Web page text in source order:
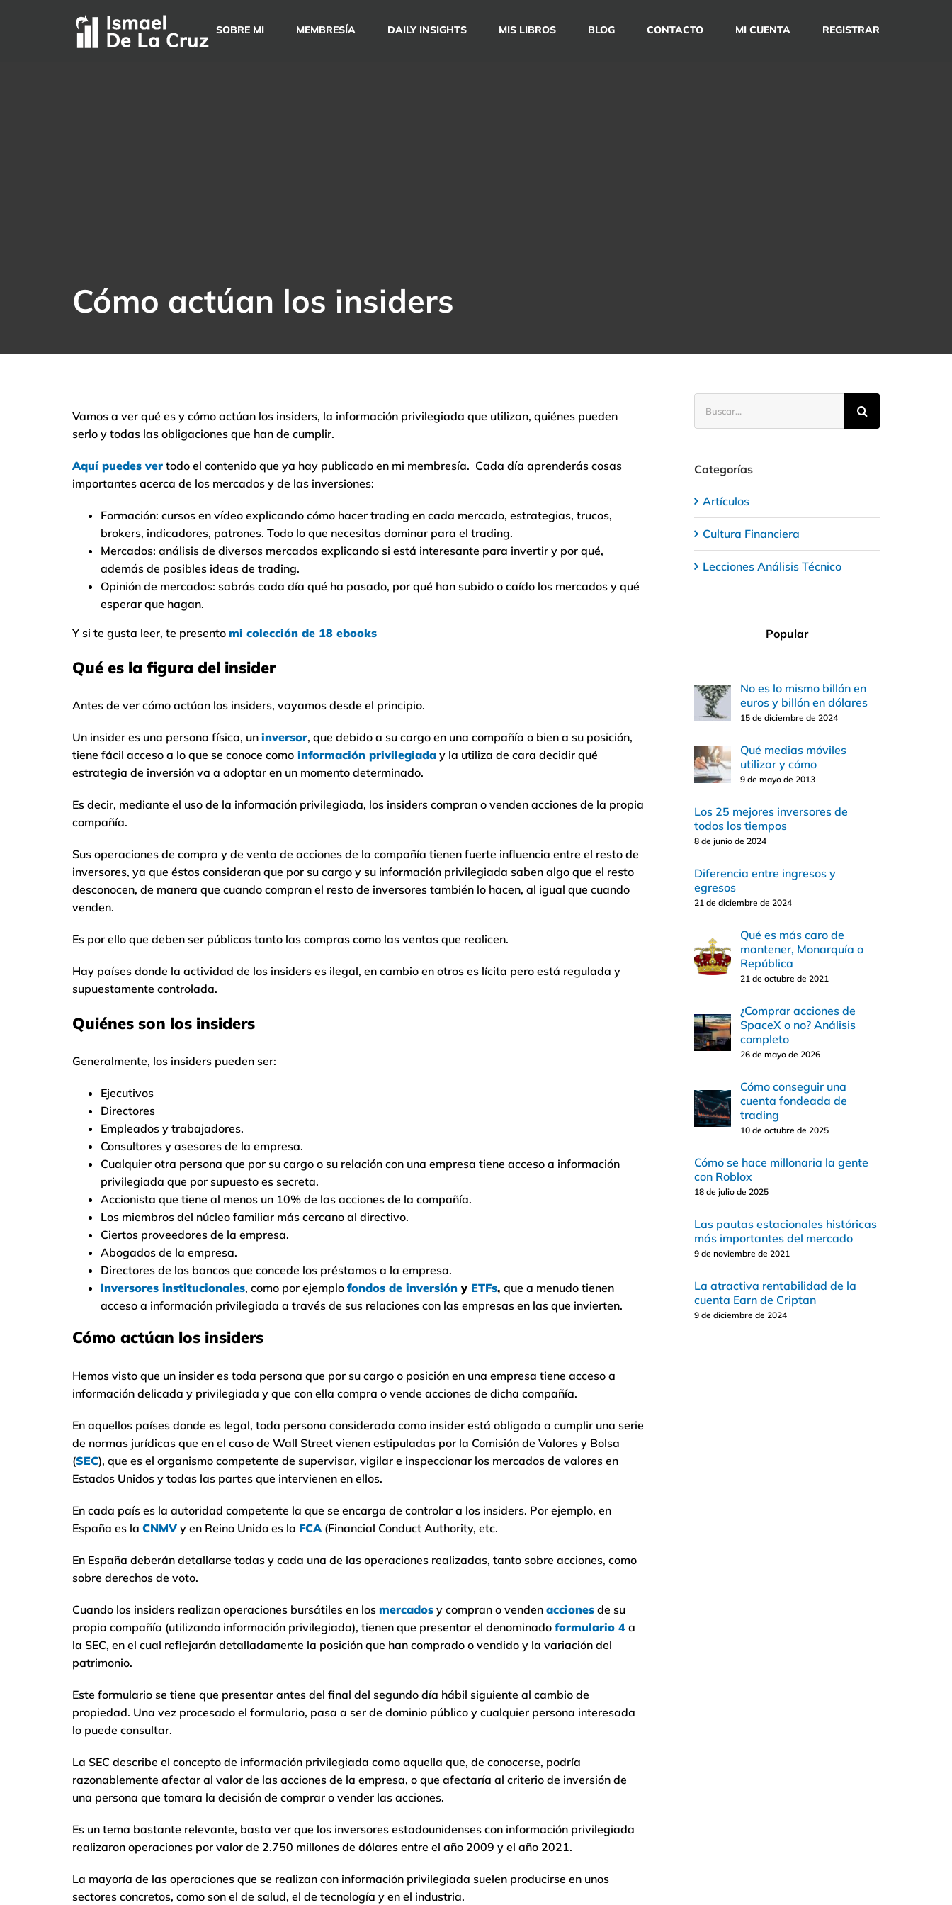
SOBRE MI MEMBRESÍA DAILY INSIGHTS MIS LIBROS BLOG CONTACTO MI CUENTA REGISTRAR
Cómo actúan los insiders
Vamos a ver qué es y cómo actúan los insiders, la información privilegiada que utilizan, quiénes pueden
serlo y todas las obligaciones que han de cumplir.
Aquí puedes ver todo el contenido que ya hay publicado en mi membresía. Cada día aprenderás cosas
importantes acerca de los mercados y de las inversiones:
Formación: cursos en vídeo explicando cómo hacer trading en cada mercado, estrategias, trucos,
brokers, indicadores, patrones. Todo lo que necesitas dominar para el trading.
Mercados: análisis de diversos mercados explicando si está interesante para invertir y por qué,
además de posibles ideas de trading.
Opinión de mercados: sabrás cada día qué ha pasado, por qué han subido o caído los mercados y qué
esperar que hagan.
Y si te gusta leer, te presento mi colección de 18 ebooks
Qué es la figura del insider
Antes de ver cómo actúan los insiders, vayamos desde el principio.
Un insider es una persona física, un inversor, que debido a su cargo en una compañía o bien a su posición,
tiene fácil acceso a lo que se conoce como información privilegiada y la utiliza de cara decidir qué
estrategia de inversión va a adoptar en un momento determinado.
Es decir, mediante el uso de la información privilegiada, los insiders compran o venden acciones de la propia
compañía.
Sus operaciones de compra y de venta de acciones de la compañía tienen fuerte influencia entre el resto de
inversores, ya que éstos consideran que por su cargo y su información privilegiada saben algo que el resto
desconocen, de manera que cuando compran el resto de inversores también lo hacen, al igual que cuando
venden.
Es por ello que deben ser públicas tanto las compras como las ventas que realicen.
Hay países donde la actividad de los insiders es ilegal, en cambio en otros es lícita pero está regulada y
supuestamente controlada.
Quiénes son los insiders
Generalmente, los insiders pueden ser:
Ejecutivos
Directores
Empleados y trabajadores.
Consultores y asesores de la empresa.
Cualquier otra persona que por su cargo o su relación con una empresa tiene acceso a información
privilegiada que por supuesto es secreta.
Accionista que tiene al menos un 10% de las acciones de la compañía.
Los miembros del núcleo familiar más cercano al directivo.
Ciertos proveedores de la empresa.
Abogados de la empresa.
Directores de los bancos que concede los préstamos a la empresa.
Inversores institucionales, como por ejemplo fondos de inversión y ETFs, que a menudo tienen
acceso a información privilegiada a través de sus relaciones con las empresas en las que invierten.
Cómo actúan los insiders
Hemos visto que un insider es toda persona que por su cargo o posición en una empresa tiene acceso a
información delicada y privilegiada y que con ella compra o vende acciones de dicha compañía.
En aquellos países donde es legal, toda persona considerada como insider está obligada a cumplir una serie
de normas jurídicas que en el caso de Wall Street vienen estipuladas por la Comisión de Valores y Bolsa
(SEC), que es el organismo competente de supervisar, vigilar e inspeccionar los mercados de valores en
Estados Unidos y todas las partes que intervienen en ellos.
En cada país es la autoridad competente la que se encarga de controlar a los insiders. Por ejemplo, en
España es la CNMV y en Reino Unido es la FCA (Financial Conduct Authority, etc.
En España deberán detallarse todas y cada una de las operaciones realizadas, tanto sobre acciones, como
sobre derechos de voto.
Cuando los insiders realizan operaciones bursátiles en los mercados y compran o venden acciones de su
propia compañía (utilizando información privilegiada), tienen que presentar el denominado formulario 4 a
la SEC, en el cual reflejarán detalladamente la posición que han comprado o vendido y la variación del
patrimonio.
Este formulario se tiene que presentar antes del final del segundo día hábil siguiente al cambio de
propiedad. Una vez procesado el formulario, pasa a ser de dominio público y cualquier persona interesada
lo puede consultar.
La SEC describe el concepto de información privilegiada como aquella que, de conocerse, podría
razonablemente afectar al valor de las acciones de la empresa, o que afectaría al criterio de inversión de
una persona que tomara la decisión de comprar o vender las acciones.
Es un tema bastante relevante, basta ver que los inversores estadounidenses con información privilegiada
realizaron operaciones por valor de 2.750 millones de dólares entre el año 2009 y el año 2021.
La mayoría de las operaciones que se realizan con información privilegiada suelen producirse en unos
sectores concretos, como son el de salud, el de tecnología y en el industria.
Categorías
Artículos
Cultura Financiera
Lecciones Análisis Técnico
Popular
No es lo mismo billón en
euros y billón en dólares
15 de diciembre de 2024
Qué medias móviles
utilizar y cómo
9 de mayo de 2013
Los 25 mejores inversores de
todos los tiempos
8 de junio de 2024
Diferencia entre ingresos y
egresos
21 de diciembre de 2024
Qué es más caro de
mantener, Monarquía o
República
21 de octubre de 2021
¿Comprar acciones de
SpaceX o no? Análisis
completo
26 de mayo de 2026
Cómo conseguir una
cuenta fondeada de
trading
10 de octubre de 2025
Cómo se hace millonaria la gente
con Roblox
18 de julio de 2025
Las pautas estacionales históricas
más importantes del mercado
9 de noviembre de 2021
La atractiva rentabilidad de la
cuenta Earn de Criptan
9 de diciembre de 2024